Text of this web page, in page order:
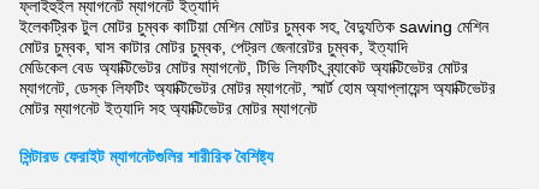
ফ্লাইহুইল ম্যাগনেট ম্যাগনেট ইত্যাদি
ইলেকট্রিক টুল মোটর চুম্বক কাটিয়া মেশিন মোটর চুম্বক সহ, বৈদ্যুতিক sawing মেশিন
মোটর চুম্বক, ঘাস কাটার মোটর চুম্বক, পেট্রল জেনারেটর চুম্বক, ইত্যাদি
মেডিকেল বেড অ্যাক্টিভেটর মোটর ম্যাগনেট, টিভি লিফটিং ব্র্যাকেট অ্যাক্টিভেটর মোটর
ম্যাগনেট, ডেস্ক লিফটিং অ্যাক্টিভেটর মোটর ম্যাগনেট, স্মার্ট হোম অ্যাপ্লায়েন্স অ্যাক্টিভেটর
মোটর ম্যাগনেট ইত্যাদি সহ অ্যাক্টিভেটর মোটর ম্যাগনেট
সিন্টারড ফেরাইট ম্যাগনেটগুলির শারীরিক বৈশিষ্ট্য